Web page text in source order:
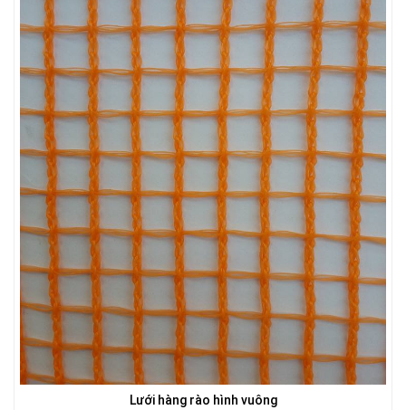
LƯỚI HÀNG RÀO HÌNH VUÔNG
LƯỚI CHE NẮNG
LƯỚI CHE NẮNG
Lưới hàng rào hình vuông